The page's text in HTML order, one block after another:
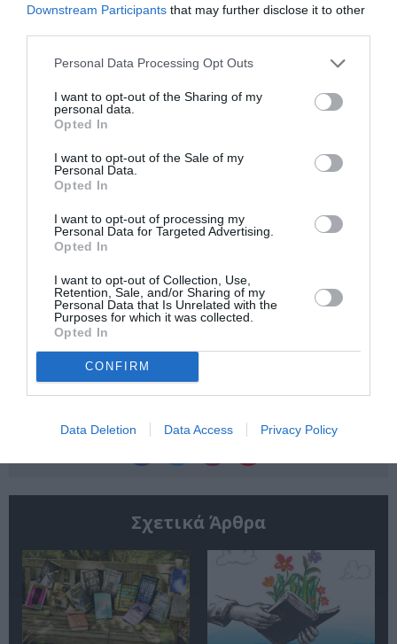
Downstream Participants that may further disclose it to other
Personal Data Processing Opt Outs
I want to opt-out of the Sharing of my
personal data.
Opted In
I want to opt-out of the Sale of my
Personal Data.
Opted In
I want to opt-out of processing my
Personal Data for Targeted Advertising.
Opted In
I want to opt-out of Collection, Use,
Retention, Sale, and/or Sharing of my
Personal Data that Is Unrelated with the
Purposes for which it was collected.
Opted In
CONFIRM
Data Deletion Data Access Privacy Policy
Δείτε όλα τατελευταία νέαγια την Τέχνη και τον
Νέοι Διαγωνισμοί
Tags
Newsletter
Κάθε βδομάδα στο e-mail σας τα τελευταία νέα για
την Τέχνη και τον Πολιτισμό!
Ακολουθήστε το Culturenow.gr
Σχετικά Άρθρα